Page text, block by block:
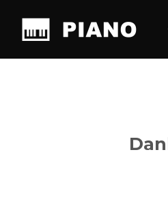
content